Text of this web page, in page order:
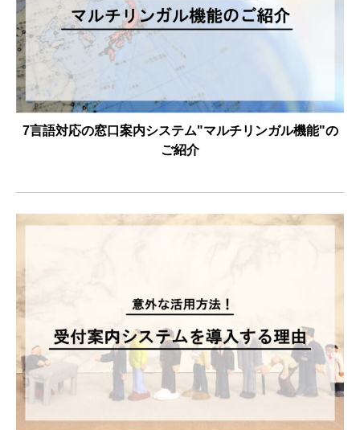
7言語対応の窓口案内システム"マルチリンガル機能"の
ご紹介